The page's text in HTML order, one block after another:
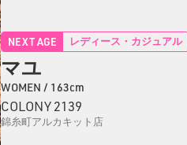
NEXT AGE レディース・カジュアル
マユ
WOMEN / 163cm
COLONY 2139
錦糸町アルカキット店